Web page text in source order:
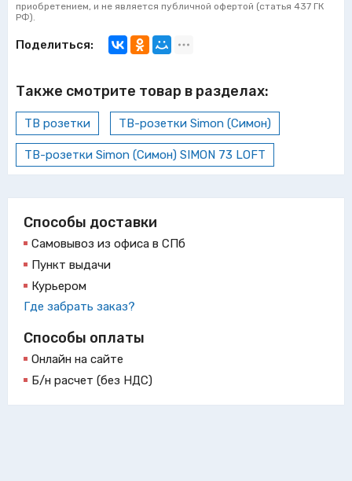
приобретением, и не является публичной офертой (статья 437 ГК
РФ).
Поделиться:
Также смотрите товар в разделах:
ТВ розетки ТВ-розетки Simon (Симон)
ТВ-розетки Simon (Симон) SIMON 73 LOFT
Способы доставки
Самовывоз из офиса в СПб
Пункт выдачи
Курьером
Где забрать заказ?
Способы оплаты
Онлайн на сайте
Б/н расчет (без НДС)